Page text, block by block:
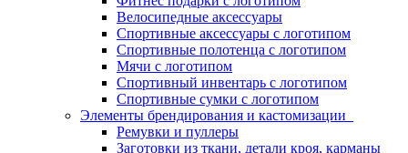
Велосипедные аксессуары
Спортивные аксессуары с логотипом
Спортивные полотенца с логотипом
Мячи с логотипом
Спортивный инвентарь с логотипом
Спортивные сумки с логотипом
Элементы брендирования и кастомизации
Ремувки и пуллеры
Заготовки из ткани, детали кроя, карманы